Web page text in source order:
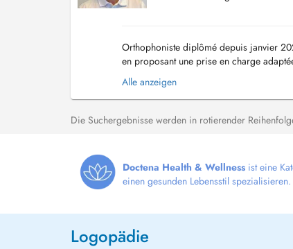
Orthophoniste diplômé depuis janvier
en proposant une prise en charge
incluent : Les troubles du langage oral et
Alle anzeigen
Die Suchergebnisse werden in rotierender
Doctena Health & Wellness ist eine
einen gesunden Lebensstil spezialisieren.
Logopädie